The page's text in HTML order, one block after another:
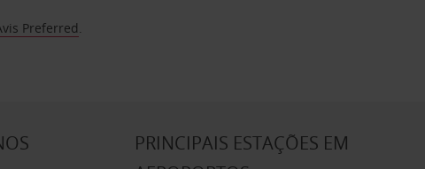
Preferred.
PRINCIPAIS ESTAÇÕES EM